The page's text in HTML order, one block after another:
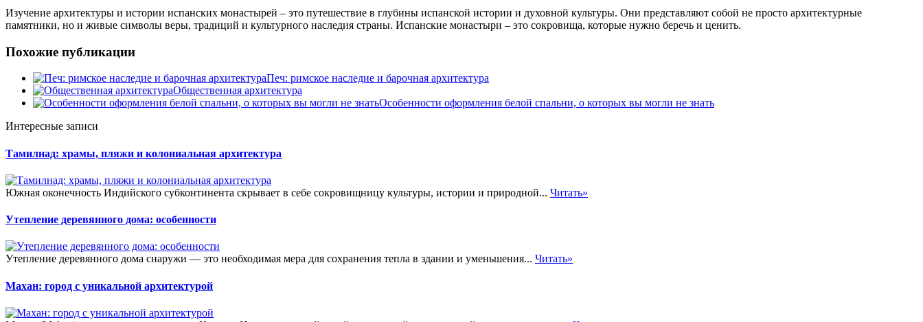
Изучение архитектуры и истории испанских монастырей – это путешествие в глубины испанской истории и духовной культуры. Они представляют собой не просто архитектурные
памятники, но и живые символы веры, традиций и культурного наследия страны. Испанские монастыри – это сокровища, которые нужно беречь и ценить.
Похожие публикации
Печ: римское наследие и барочная архитектура
Общественная архитектура
Особенности оформления белой спальни, о которых вы могли не знать
Интересные записи
Тамилнад: храмы, пляжи и колониальная архитектура
Южная оконечность Индийского субконтинента скрывает в себе сокровищницу культуры, истории и природной... Читать»
Утепление деревянного дома: особенности
Утепление деревянного дома снаружи — это необходимая мера для сохранения тепла в здании и уменьшения... Читать»
Махан: город с уникальной архитектурой